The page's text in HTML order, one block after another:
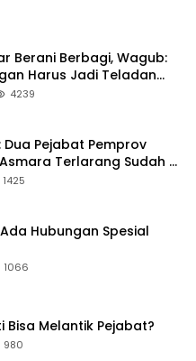
Berani Berbagi, Wagub:
Harus Jadi Teladan
4239
Terlarang Sudah di
1425
Hubungan Spesial
1066
Bisa Melantik Pejabat?
980